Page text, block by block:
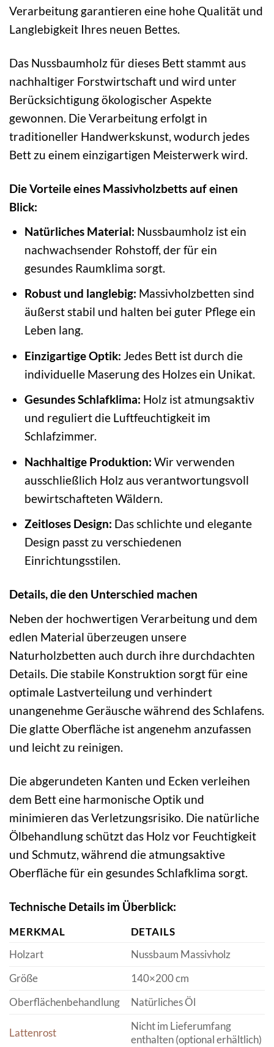
Verarbeitung garantieren eine hohe Qualität und
Langlebigkeit Ihres neuen Bettes.
Das Nussbaumholz für dieses Bett stammt aus
nachhaltiger Forstwirtschaft und wird unter
Berücksichtigung ökologischer Aspekte
gewonnen. Die Verarbeitung erfolgt in
traditioneller Handwerkskunst, wodurch jedes
Bett zu einem einzigartigen Meisterwerk wird.
Die Vorteile eines Massivholzbetts auf einen
Blick:
Natürliches Material: Nussbaumholz ist ein
nachwachsender Rohstoff, der für ein
gesundes Raumklima sorgt.
Robust und langlebig: Massivholzbetten sind
äußerst stabil und halten bei guter Pflege ein
Leben lang.
Einzigartige Optik: Jedes Bett ist durch die
individuelle Maserung des Holzes ein Unikat.
Gesundes Schlafklima: Holz ist atmungsaktiv
und reguliert die Luftfeuchtigkeit im
Schlafzimmer.
Nachhaltige Produktion: Wir verwenden
ausschließlich Holz aus verantwortungsvoll
bewirtschafteten Wäldern.
Zeitloses Design: Das schlichte und elegante
Design passt zu verschiedenen
Einrichtungsstilen.
Details, die den Unterschied machen
Neben der hochwertigen Verarbeitung und dem
edlen Material überzeugen unsere
Naturholzbetten auch durch ihre durchdachten
Details. Die stabile Konstruktion sorgt für eine
optimale Lastverteilung und verhindert
unangenehme Geräusche während des Schlafens.
Die glatte Oberfläche ist angenehm anzufassen
und leicht zu reinigen.
Die abgerundeten Kanten und Ecken verleihen
dem Bett eine harmonische Optik und
minimieren das Verletzungsrisiko. Die natürliche
Ölbehandlung schützt das Holz vor Feuchtigkeit
und Schmutz, während die atmungsaktive
Oberfläche für ein gesundes Schlafklima sorgt.
Technische Details im Überblick:
MERKMAL
DETAILS
Holzart
Nussbaum Massivholz
Größe
140×200 cm
Oberflächenbehandlung
Natürliches Öl
Lattenrost
Nicht im Lieferumfang
enthalten (optional erhältlich)